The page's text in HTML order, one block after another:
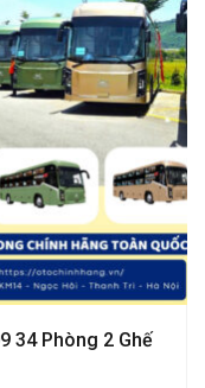
34 Phòng 2 Ghế